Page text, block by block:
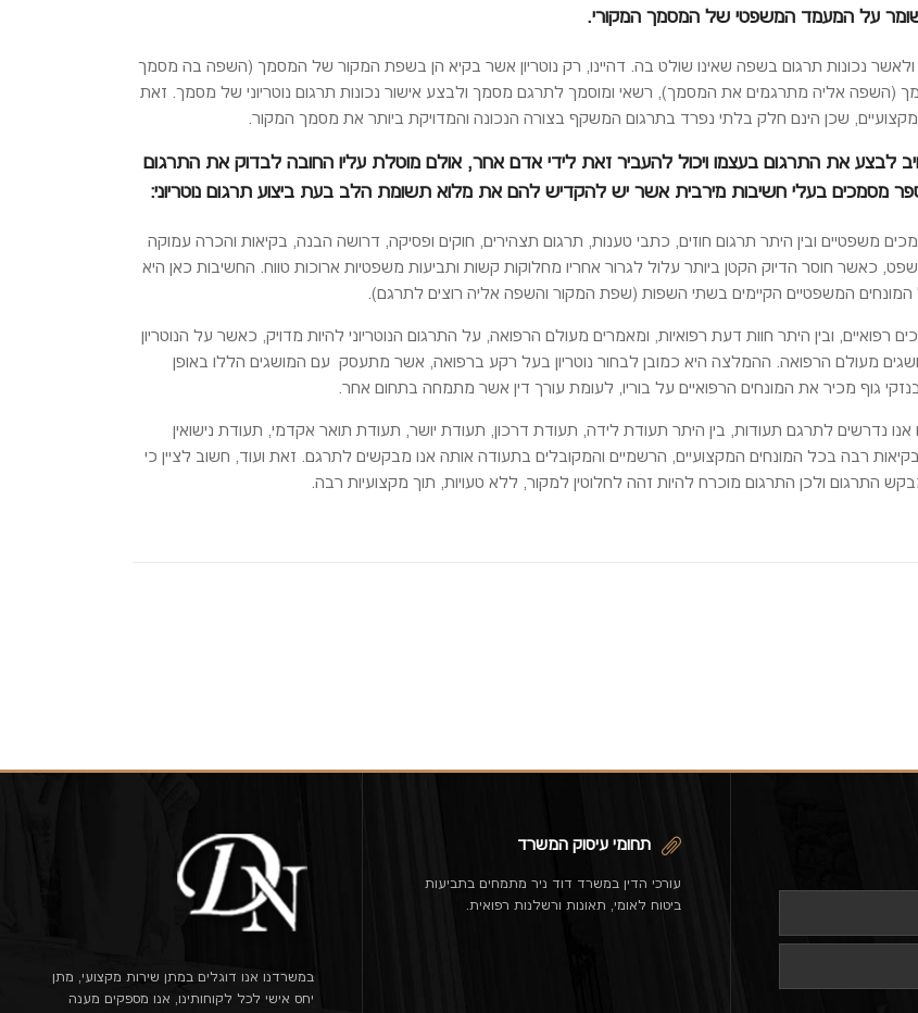
על המעמד המשפטי של המסמך המקורי.
ולאשר נכונות תרגום בשפה שאינו שולט בה. דהיינו, רק נוטריון אשר בקיא הן בשפת המקור של המסמך (השפה בה מסמך
(השפה אליה מתרגמים את המסמך), רשאי ומוסמך לתרגם מסמך ולבצע אישור נכונות תרגום נוטריוני של מסמך. זאת
המקצועיים, שכן הינם חלק בלתי נפרד בתרגום המשקף בצורה הנכונה והמדויקת ביותר את מסמך המקור.
לבצע את התרגום בעצמו ויכול להעביר זאת לידי אדם אחר, אולם מוטלת עליו החובה לבדוק את התרגום
מסמכים בעלי חשיבות מירבית אשר יש להקדיש להם את מלוא תשומת הלב בעת ביצוע תרגום נוטריוני:
משפטיים ובין היתר תרגום חוזים, כתבי טענות, תרגום תצהירים, חוקים ופסיקה, דרושה הבנה, בקיאות והכרה עמוקה
כאשר חוסר הדיוק הקטן ביותר עלול לגרור אחריו מחלוקות קשות ותביעות משפטיות ארוכות טווח. החשיבות כאן היא
המשפטיים הקיימים בשתי השפות (שפת המקור והשפה אליה רוצים לתרגם).
ובין היתר חוות דעת רפואיות, ומאמרים מעולם הרפואה, על התרגום הנוטריוני להיות מדויק, כאשר על הנוטריון
מעולם הרפואה. ההמלצה היא כמובן לבחור נוטריון בעל רקע ברפואה, אשר מתעסק עם המושגים הללו באופן
גוף מכיר את המונחים הרפואיים על בוריו, לעומת עורך דין אשר מתמחה בתחום אחר.
נדרשים לתרגם תעודות, בין היתר תעודת לידה, תעודת דרכון, תעודת יושר, תעודת תואר אקדמי, תעודת נישואין
רבה בכל המונחים המקצועיים, הרשמיים והמקובלים בתעודה אותה אנו מבקשים לתרגם. זאת ועוד, חשוב לציין כי
התרגום ולכן התרגום מוכרח להיות זהה לחלוטין למקור, ללא טעויות, תוך מקצועיות רבה.
במשרדנו אנו דוגלים במתן שירות מקצועי, מתן
יחס אישי לכל לקוחותינו, אנו מספקים מענה
תחומי עיסוק המשרד
עורכי הדין במשרד דוד ניר מתמחים בתביעות
ביטוח לאומי, תאונות ורשלנות רפואית.